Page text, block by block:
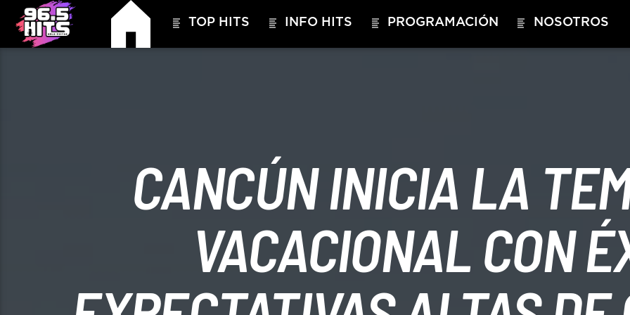
TOP HITS INFO HITS PROGRAMACIÓN NOSOTROS
CANCÚN INICIA LA
VACACIONAL CON